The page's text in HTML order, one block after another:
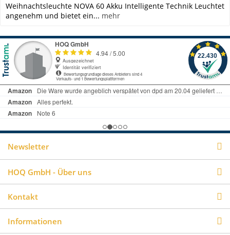
Weihnachtsleuchte NOVA 60 Akku Intelligente Technik Leuchtet
angenehm und bietet ein... mehr
Newsletter
HOQ GmbH - Über uns
Kontakt
Informationen